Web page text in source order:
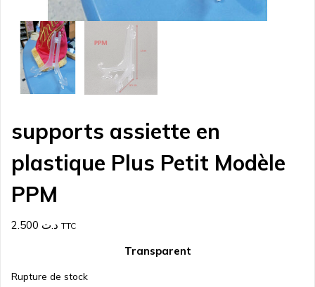
supports assiette en
plastique Plus Petit Modèle
PPM
د.ت TTC
Transparent
Rupture de stock